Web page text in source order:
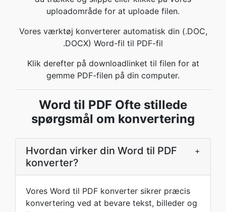
uploadområde for at uploade filen.
Vores værktøj konverterer automatisk din (.DOC,
.DOCX) Word-fil til PDF-fil
Klik derefter på downloadlinket til filen for at
gemme PDF-filen på din computer.
Word til PDF Ofte stillede
spørgsmål om konvertering
Hvordan virker din Word til PDF
konverter?
+
Vores Word til PDF konverter sikrer præcis
konvertering ved at bevare tekst, billeder og